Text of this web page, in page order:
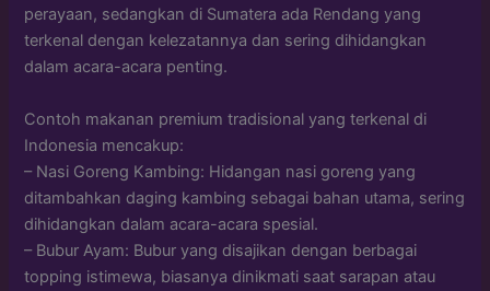
perayaan, sedangkan di Sumatera ada Rendang yang
terkenal dengan kelezatannya dan sering dihidangkan
dalam acara-acara penting.
Contoh makanan premium tradisional yang terkenal di
Indonesia mencakup:
– Nasi Goreng Kambing: Hidangan nasi goreng yang
ditambahkan daging kambing sebagai bahan utama, sering
dihidangkan dalam acara-acara spesial.
– Bubur Ayam: Bubur yang disajikan dengan berbagai
topping istimewa, biasanya dinikmati saat sarapan atau